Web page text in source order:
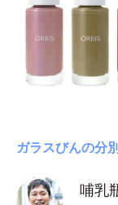
ガラスびんの分
哺乳